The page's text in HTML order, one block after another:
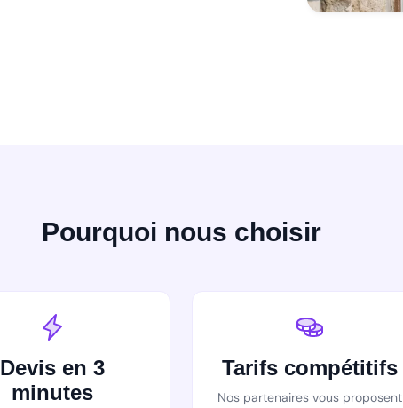
Pourquoi nous choisir
Devis en 3
minutes
Tarifs compétitifs
Nos partenaires vous proposent